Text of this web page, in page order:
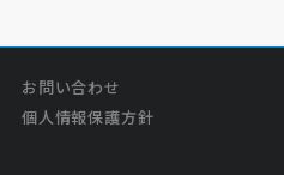
お問い合わせ
個人情報保護方針